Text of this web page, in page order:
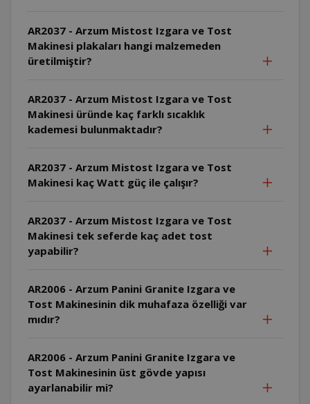
AR2037 - Arzum Mistost Izgara ve Tost
Makinesi plakaları hangi malzemeden
üretilmiştir?
AR2037 - Arzum Mistost Izgara ve Tost
Makinesi üründe kaç farklı sıcaklık
kademesi bulunmaktadır?
AR2037 - Arzum Mistost Izgara ve Tost
Makinesi kaç Watt güç ile çalışır?
AR2037 - Arzum Mistost Izgara ve Tost
Makinesi tek seferde kaç adet tost
yapabilir?
AR2006 - Arzum Panini Granite Izgara ve
Tost Makinesinin dik muhafaza özelliği var
mıdır?
AR2006 - Arzum Panini Granite Izgara ve
Tost Makinesinin üst gövde yapısı
ayarlanabilir mi?